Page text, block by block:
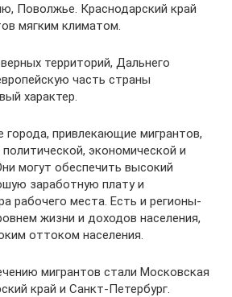
Поволжье. Краснодарский край
мягким климатом.
территорий, Дальнего
часть страны
характер.
города, привлекающие мигрантов,
экономической и
могут обеспечить высокий
заработную плату и
рабочего места. Есть и регионы-
жизни и доходов населения,
оттоком населения.
мигрантов стали Московская
край и Санкт-Петербург.